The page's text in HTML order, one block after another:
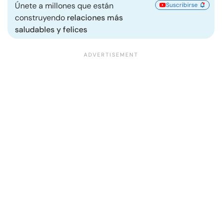
Únete a millones que están
construyendo relaciones más
saludables y felices
Suscribirse